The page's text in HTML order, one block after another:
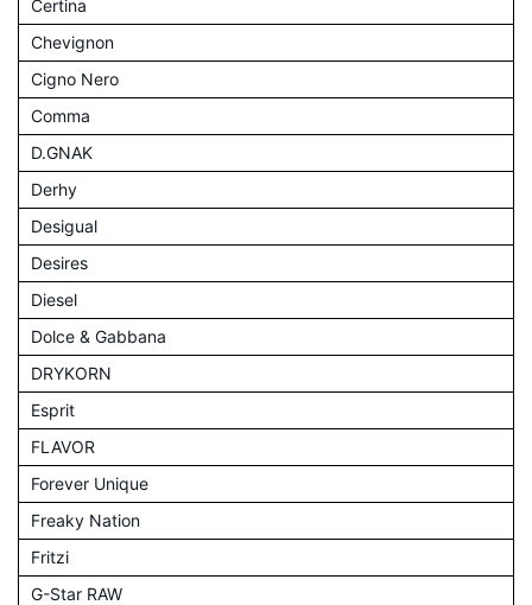
Certina
Chevignon
Cigno Nero
Comma
D.GNAK
Derhy
Desigual
Desires
Diesel
Dolce & Gabbana
DRYKORN
Esprit
FLAVOR
Forever Unique
Freaky Nation
Fritzi
G-Star RAW